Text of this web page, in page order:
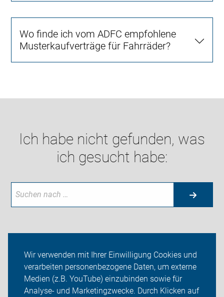
Wir verwenden mit Ihrer Einwilligung Cookies und
verarbeiten personenbezogene Daten, um externe
Medien (z.B. YouTube) einzubinden sowie für
Analyse- und Marketingzwecke. Durch Klicken auf
Wo finde ich vom ADFC empfohlene
Musterkaufverträge für Fahrräder?
Ich habe nicht gefunden, was
ich gesucht habe:
ADFC Kamen
Sei dabei